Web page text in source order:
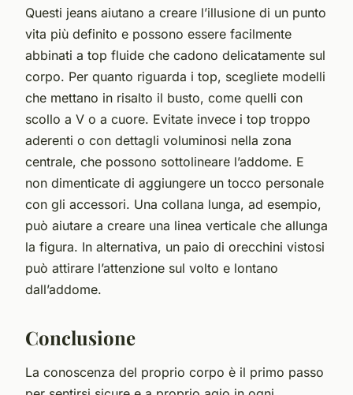
Questi jeans aiutano a creare l’illusione di un punto
vita più definito e possono essere facilmente
abbinati a top fluide che cadono delicatamente sul
corpo. Per quanto riguarda i top, scegliete modelli
che mettano in risalto il busto, come quelli con
scollo a V o a cuore. Evitate invece i top troppo
aderenti o con dettagli voluminosi nella zona
centrale, che possono sottolineare l’addome. E
non dimenticate di aggiungere un tocco personale
con gli accessori. Una collana lunga, ad esempio,
può aiutare a creare una linea verticale che allunga
la figura. In alternativa, un paio di orecchini vistosi
può attirare l’attenzione sul volto e lontano
dall’addome.
Conclusione
La conoscenza del proprio corpo è il primo passo